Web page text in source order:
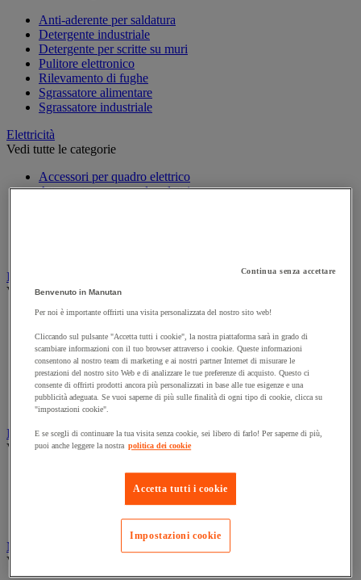
Anti-aderente per saldatura
Detergente industriale
Detergente per scritte su muri
Pulitore elettronico
Rilevamento di fughe
Sgrassatore alimentare
Sgrassatore industriale
Elettricità
Vedi tutte le categorie
Accessori per quadro elettrico
Attrezzatura per quadro elettrico
Illuminazione
Vedi tutte le categorie
Illuminazione interna ed esterna
Lampada da officina
Lampada frontale
Lampada portatile
Lampadina
Proiettore da cantiere
Torcia
Ingrassaggio e lubrificazione
Vedi tutte le categorie
Attrezzi per lubrificazione
Lubrificante e sbloccante
Marcatura
Vedi tutte le categorie
Continua senza accettare
Benvenuto in Manutan
Per noi è importante offrirti una visita personalizzata del nostro sito web!
Cliccando sul pulsante "Accetta tutti i cookie", la nostra piattaforma sarà in grado di
scambiare informazioni con il tuo browser attraverso i cookie. Queste informazioni
consentono al nostro team di marketing e ai nostri partner Internet di misurare le
prestazioni del nostro sito Web e di analizzare le tue preferenze di acquisto. Questo ci
consente di offrirti prodotti ancora più personalizzati in base alle tue esigenze e una
pubblicità adeguata. Se vuoi saperne di più sulle finalità di ogni tipo di cookie, clicca su
"impostazioni cookie".
E se scegli di continuare la tua visita senza cookie, sei libero di farlo! Per saperne di più,
puoi anche leggere la nostra politica dei cookie
Accetta tutti i cookie
Impostazioni cookie